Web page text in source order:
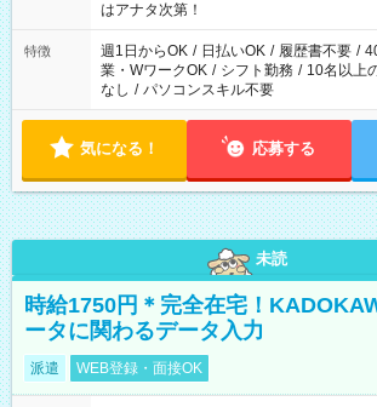
はアナタ次第！
特徴 週1日からOK / 日払いOK / 履歴書不要 /
業・WワークOK / シフト勤務 / 10名以上
なし / パソコンスキル不要
気になる！ 応募する
未読
時給1750円＊完全在宅！
ータに関わるデータ入力
派遣 WEB登録・面接OK